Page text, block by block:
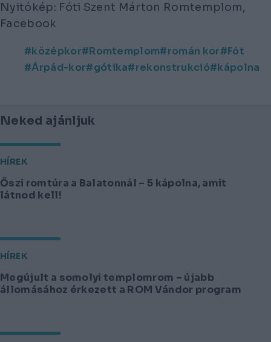
Nyitókép: Fóti Szent Márton Romtemplom,
Facebook
középkor Romtemplom román kor
Fót
Árpád-kor
gótika rekonstrukció kápolna
Neked ajánljuk
HÍREK
Őszi romtúra a Balatonnál – 5 kápolna, amit
látnod kell!
HÍREK
Megújult a somolyi templomrom – újabb
állomásához érkezett a ROM Vándor program